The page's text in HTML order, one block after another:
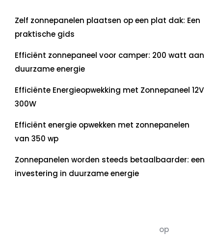
Zelf zonnepanelen plaatsen op een plat dak: Een
praktische gids
Efficiënt zonnepaneel voor camper: 200 watt aan
duurzame energie
Efficiënte Energieopwekking met Zonnepaneel 12V
300W
Efficiënt energie opwekken met zonnepanelen
van 350 wp
Zonnepanelen worden steeds betaalbaarder: een
investering in duurzame energie
op